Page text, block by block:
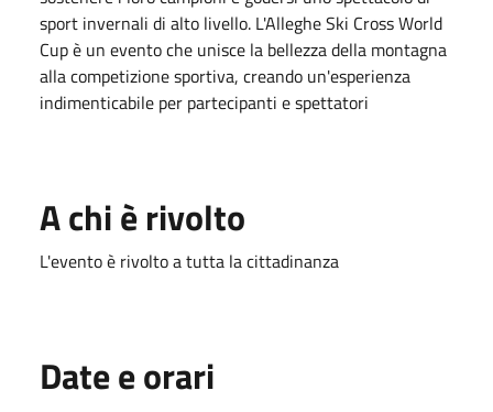
sport invernali di alto livello. L'Alleghe Ski Cross World
Cup è un evento che unisce la bellezza della montagna
alla competizione sportiva, creando un'esperienza
indimenticabile per partecipanti e spettatori
A chi è rivolto
L'evento è rivolto a tutta la cittadinanza
Date e orari